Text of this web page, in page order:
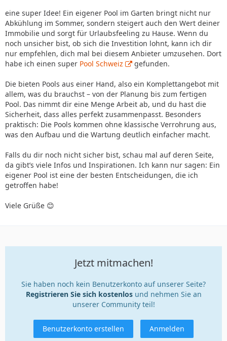
eine super Idee! Ein eigener Pool im Garten bringt nicht nur
Abkühlung im Sommer, sondern steigert auch den Wert deiner
Immobilie und sorgt für Urlaubsfeeling zu Hause. Wenn du
noch unsicher bist, ob sich die Investition lohnt, kann ich dir
nur empfehlen, dich mal bei diesem Anbieter umzusehen. Dort
habe ich einen super Pool Schweiz gefunden.
Die bieten Pools aus einer Hand, also ein Komplettangebot mit
allem, was du brauchst – von der Planung bis zum fertigen
Pool. Das nimmt dir eine Menge Arbeit ab, und du hast die
Sicherheit, dass alles perfekt zusammenpasst. Besonders
praktisch: Die Pools kommen ohne klassische Verrohrung aus,
was den Aufbau und die Wartung deutlich einfacher macht.
Falls du dir noch nicht sicher bist, schau mal auf deren Seite,
da gibt’s viele Infos und Inspirationen. Ich kann nur sagen: Ein
eigener Pool ist eine der besten Entscheidungen, die ich
getroffen habe!
Viele Grüße 😊
Jetzt mitmachen!
Sie haben noch kein Benutzerkonto auf unserer Seite?
Registrieren Sie sich kostenlosund nehmen Sie an
unserer Community teil!
Benutzerkonto erstellen Anmelden